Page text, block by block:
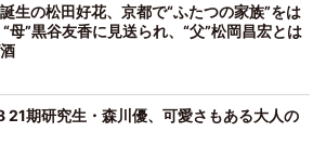
生の松田好花、京都で“ふたつの家族”をは
“母”黒谷友香に見送られ、“父”松岡昌宏とは
21期研究生・森川優、可愛さもある大人の